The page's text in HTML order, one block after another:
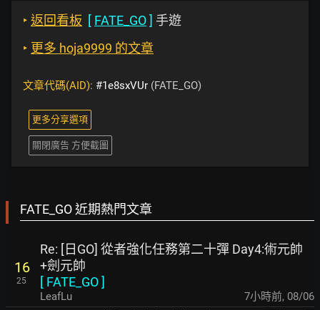
‣ 返回看板 [ FATE_GO] 手遊
‣ 更多 hoja9999 的文章
文章代碼(AID): #1e8sxVUr (FATE_GO)
更多分享選項
關閉廣告 方便截圖
FATE_GO 近期熱門文章
16
25
Re: [日GO] 從者強化任務第二十彈 Day4:術元帥
+劍元帥
[ FATE_GO]
LeafLu 7小時前, 08/06